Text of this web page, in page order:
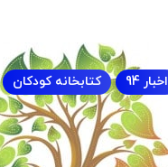
اخبار 94 کتابخانه کودکان